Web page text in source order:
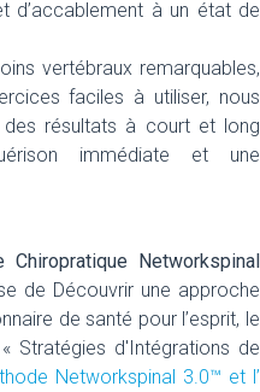
d’accablement à un état de
vertébraux remarquables,
faciles à utiliser, nous
résultats à court et long
immédiate et une
Chiropratique Networkspinal
de Découvrir une approche
de santé pour l’esprit, le
Stratégies d'Intégrations de
Networkspinal 3.0™ et l’